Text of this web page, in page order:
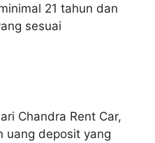
21 tahun dan
sesuai
Chandra Rent Car,
uang deposit yang